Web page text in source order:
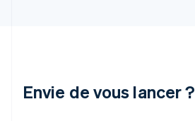
Envie de vous lancer ?
Deutsch English